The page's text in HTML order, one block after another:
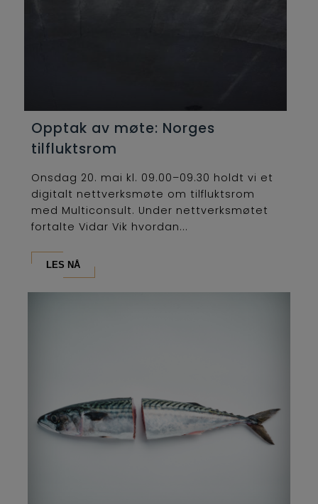
Opptak av møte: Norges
tilfluktsrom
Onsdag 20. mai kl. 09.00–09.30 holdt vi et
digitalt nettverksmøte om tilfluktsrom
med Multiconsult. Under nettverksmøtet
fortalte Vidar Vik hvordan...
LES NÅ